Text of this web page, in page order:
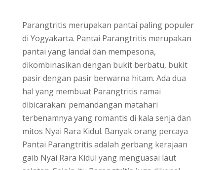
Parangtritis merupakan pantai paling populer
di Yogyakarta. Pantai Parangtritis merupakan
pantai yang landai dan mempesona,
dikombinasikan dengan bukit berbatu, bukit
pasir dengan pasir berwarna hitam. Ada dua
hal yang membuat Parangtritis ramai
dibicarakan: pemandangan matahari
terbenamnya yang romantis di kala senja dan
mitos Nyai Rara Kidul. Banyak orang percaya
Pantai Parangtritis adalah gerbang kerajaan
gaib Nyai Rara Kidul yang menguasai laut